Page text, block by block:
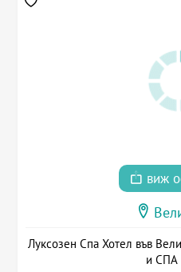
виж
Луксозен Спа Хотел във
и СПА